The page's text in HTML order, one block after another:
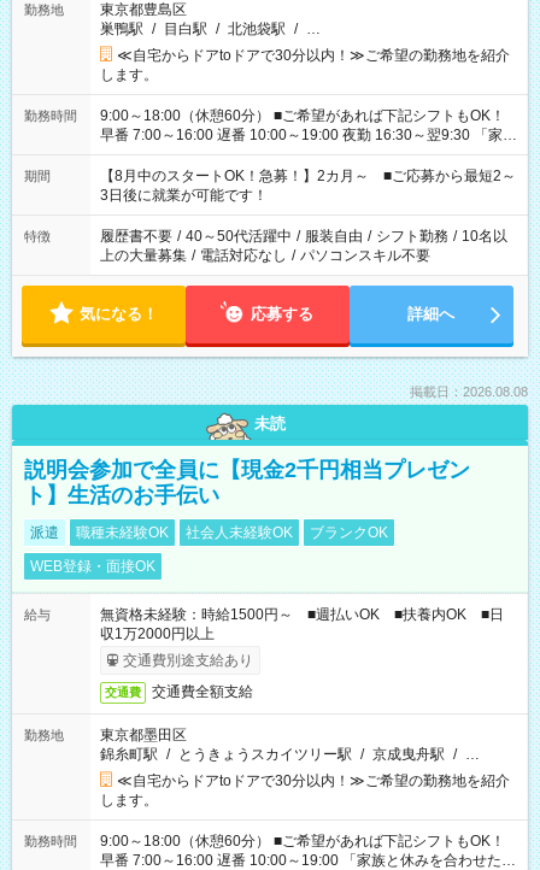
勤務地
東京都豊島区
巣鴨駅 / 目白駅 / 北池袋駅 / …
≪自宅からドアtoドアで30分以内！≫ご希望の勤務地を紹介
します。
勤務時間
9:00～18:00（休憩60分） ■ご希望があれば下記シフトもOK！
早番 7:00～16:00 遅番 10:00～19:00 夜勤 16:30～翌9:30 「家族
と休みを合わせたい」 「余裕を持って夕飯の準備がしたい」
「できれば残業はしたくない」 など、ご希望を教えてください
ね。 ※Wワーク希望の方へ 今ご覧のお仕事で希望する勤務時間
と、もう1つのお仕事の勤務時間。 合計で週40時間を超える場
合は応募できません。
期間
【8月中のスタートOK！急募！】2カ月～ ■ご応募から最短2～
3日後に就業が可能です！
特徴 履歴書不要 / 40～50代活躍中 / 服装自由 / シフト勤務 / 10名以
上の大量募集 / 電話対応なし / パソコンスキル不要
気になる！ 応募する 詳細へ
掲載日：2026.08.08
未読
説明会参加で全員に【現金2千円相当プレゼン
ト】生活のお手伝い
派遣 職種未経験OK 社会人未経験OK
ブランクOK
WEB登録・面接OK
給与
無資格未経験：時給1500円～ ■週払いOK ■扶養内OK ■日
収1万2000円以上
交通費別途支給あり
交通費 交通費全額支給
勤務地
東京都墨田区
錦糸町駅 / とうきょうスカイツリー駅 / 京成曳舟駅 / …
≪自宅からドアtoドアで30分以内！≫ご希望の勤務地を紹介
します。
勤務時間
9:00～18:00（休憩60分） ■ご希望があれば下記シフトもOK！
早番 7:00～16:00 遅番 10:00～19:00 「家族と休みを合わせた